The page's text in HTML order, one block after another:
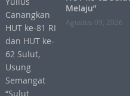
Melaju”
Agustus 09, 2026